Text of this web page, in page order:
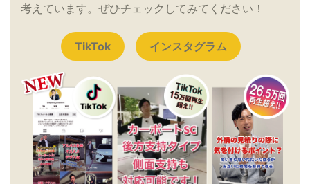
考えています。ぜひチェックしてみてください！
TikTok インスタグラム